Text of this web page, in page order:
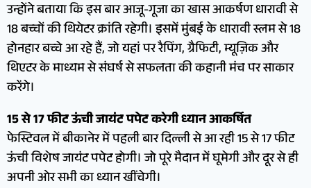
उन्होंने बताया कि इस बार आजू-गूजा का खास आकर्षण धारावी से
18 बच्चों की थियेटर क्रांति रहेगी। इसमें मुंबई के धारावी स्लम से 18
होनहार बच्चे आ रहे हैं, जो यहां पर रैपिंग, ग्रैफिटी, म्यूज़िक और
थिएटर के माध्यम से संघर्ष से सफलता की कहानी मंच पर साकार
करेंगे।
15 से 17 फीट ऊंची जायंट पपेट करेगी ध्यान आकर्षित
फेस्टिवल में बीकानेर में पहली बार दिल्ली से आ रही 15 से 17 फीट
ऊंची विशेष जायंट पपेट होगी। जो पूरे मैदान में घूमेगी और दूर से ही
अपनी ओर सभी का ध्यान खींचेगी।